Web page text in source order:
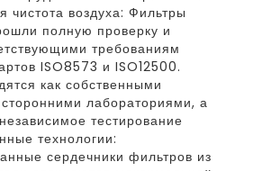
чистота воздуха: Фильтры
полную проверку и
требованиям
ISO8573 и ISO12500.
как собственными
лабораториями, а
тестирование
технологии:
сердечники фильтров из